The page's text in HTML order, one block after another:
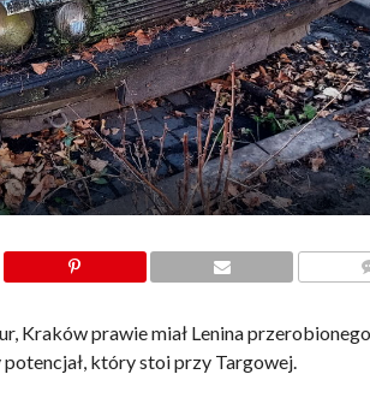
Kraków prawie miał Lenina
który stoi przy Targowej.